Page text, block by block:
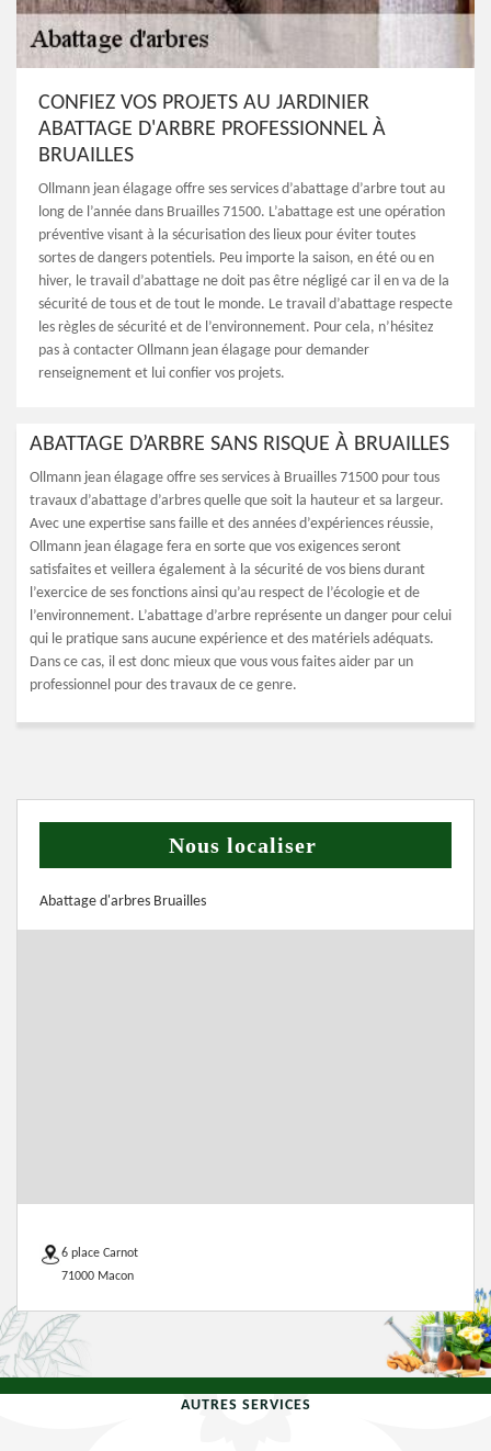
CONFIEZ VOS PROJETS AU JARDINIER
ABATTAGE D'ARBRE PROFESSIONNEL À
BRUAILLES
Ollmann jean élagage offre ses services d’abattage d’arbre tout au
long de l’année dans Bruailles 71500. L’abattage est une opération
préventive visant à la sécurisation des lieux pour éviter toutes
sortes de dangers potentiels. Peu importe la saison, en été ou en
hiver, le travail d’abattage ne doit pas être négligé car il en va de la
sécurité de tous et de tout le monde. Le travail d’abattage respecte
les règles de sécurité et de l’environnement. Pour cela, n’hésitez
pas à contacter Ollmann jean élagage pour demander
renseignement et lui confier vos projets.
ABATTAGE D’ARBRE SANS RISQUE À BRUAILLES
Ollmann jean élagage offre ses services à Bruailles 71500 pour tous
travaux d’abattage d’arbres quelle que soit la hauteur et sa largeur.
Avec une expertise sans faille et des années d’expériences réussie,
Ollmann jean élagage fera en sorte que vos exigences seront
satisfaites et veillera également à la sécurité de vos biens durant
l’exercice de ses fonctions ainsi qu’au respect de l’écologie et de
l’environnement. L’abattage d’arbre représente un danger pour celui
qui le pratique sans aucune expérience et des matériels adéquats.
Dans ce cas, il est donc mieux que vous vous faites aider par un
professionnel pour des travaux de ce genre.
Nous localiser
Abattage d'arbres Bruailles
6 place Carnot
71000 Macon
AUTRES SERVICES